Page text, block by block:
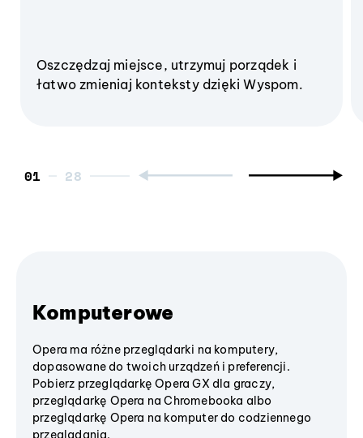
Oszczędzaj miejsce, utrzymuj porządek i
łatwo zmieniaj konteksty dzięki Wyspom.
01
Komputerowe
Opera ma różne przeglądarki na komputery,
dopasowane do twoich urządzeń i preferencji.
Pobierz przeglądarkę Opera GX dla graczy,
przeglądarkę Opera na Chromebooka albo
przeglądarkę Opera na komputer do codziennego
przeglądania.